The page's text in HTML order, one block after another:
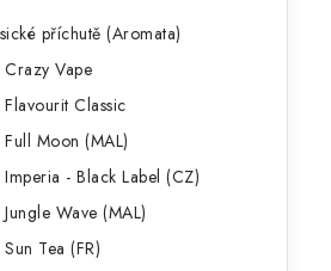
příchutě (Aromata)
Crazy Vape
Flavourit Classic
Full Moon (MAL)
Imperia - Black Label (CZ)
Jungle Wave (MAL)
Sun Tea (FR)